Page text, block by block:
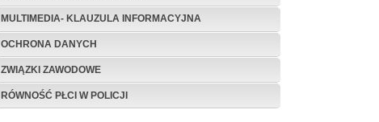
MULTIMEDIA- KLAUZULA INFORMACYJNA
OCHRONA DANYCH
ZWIĄZKI ZAWODOWE
RÓWNOŚĆ PŁCI W POLICJI